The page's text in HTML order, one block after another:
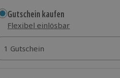
Gutschein kaufen
Flexibel einlösbar
Gutschein
1 Gutschein
1 Gutschein